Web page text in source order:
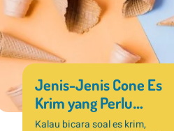
Jenis-Jenis Cone Es
Krim yang Perlu
Diketahui untuk Usaha
Kalau bicara soal es krim,